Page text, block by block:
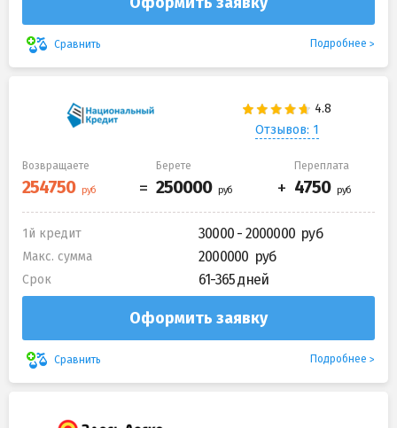
Сравнить Подробнее
Отзывов: 1
Возвращаете Берете Переплата
1й кредит 30000 - 2000000
Макс. сумма 2000000
Срок 61-365 дней
Оформить заявку
Сравнить Подробнее